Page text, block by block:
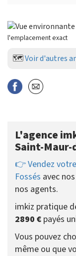
l'emplacement exact
🗺️Voir d'autres
L'agence
Saint-Maur-
👉 Vendez
Fossés avec
nos agents.
imkiz pratique
2890 € payés
Vous pouvez
même ou que